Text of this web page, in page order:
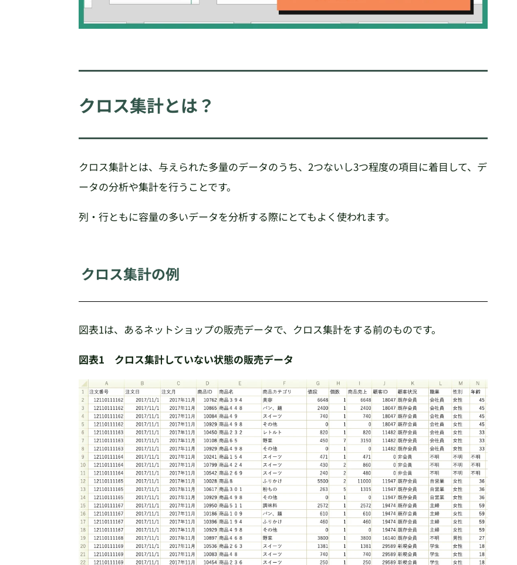
クロス集計とは？
クロス集計とは、与えられた多量のデータのうち、2つないし3つ程度の項目に着目して、デ
ータの分析や集計を行うことです。
列・行ともに容量の多いデータを分析する際にとてもよく使われます。
クロス集計の例
図表1は、あるネットショップの販売データで、クロス集計をする前のものです。
図表1 クロス集計していない状態の販売データ